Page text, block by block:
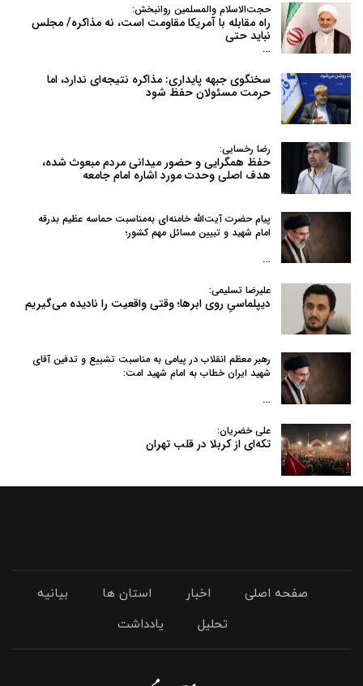
حجت‌الاسلام والمسلمین روانبخش:
راه مقابله با آمریکا مقاومت است، نه مذاکره/ مجلس
نباید حتی
…
سخنگوی جبهه پایداری: مذاکره نتیجه‌ای ندارد، اما
حرمت مسئولان حفظ شود
رضا رخسایی:
حفظ همگرایی و حضور میدانی مردم مبعوث شده،
هدف اصلی وحدت مورد اشاره امام جامعه
پیام حضرت آیت‌الله خامنه‌ای به‌مناسبت حماسه عظیم بدرقه
امام شهید و تبیین مسائل مهم کشور؛
…
علیرضا تسلیمی:
دیپلماسیِ روی ابرها؛ وقتی واقعیت را نادیده می‌گیریم
رهبر معظم انقلاب در پیامی به‌ مناسبت تشییع و تدفین آقای
شهید ایران خطاب به امام شهید امت:
…
علی خضریان:
تکه‌ای از کربلا در قلب تهران
صفحه اصلی اخبار استان ها
بیانیه
تحلیل
یادداشت